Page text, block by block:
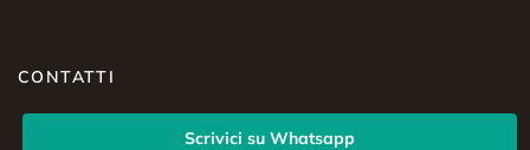
CONTATTI
Scrivici su Whatsapp